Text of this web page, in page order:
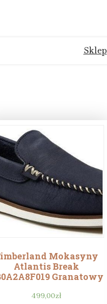
Sklep
Mokasyny
Atlantis Break
Granatowy
499,00zł